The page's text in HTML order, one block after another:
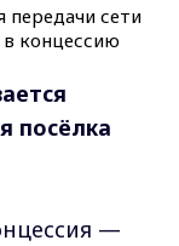
посёлка
—